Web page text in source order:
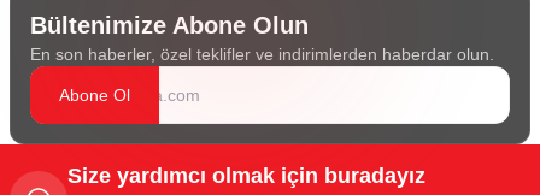
Bültenimize Abone Olun
En son haberler, özel teklifler ve indirimlerden haberdar olun.
Abone Ol
Size yardımcı olmak için buradayız